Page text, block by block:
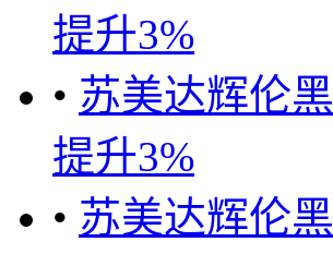
提升3%
• 苏美达辉伦
提升3%
• 苏美达辉伦